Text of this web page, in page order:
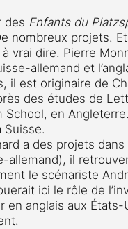
des Enfants du
nombreux projets.
vrai dire. Pierre
allemand et
il est originaire de
des études de
School, en
Suisse.
a des projets
allemand), il
le scénariste
ici le rôle de
en anglais aux